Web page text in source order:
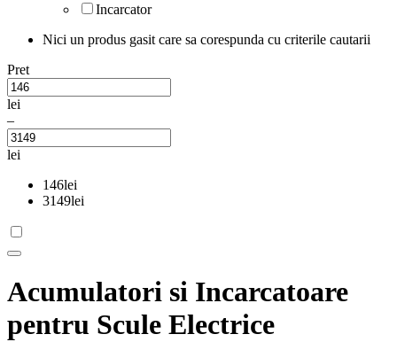
Incarcator
Nici un produs gasit care sa corespunda cu criterile cautarii
Pret
lei
–
lei
146lei
3149lei
Acumulatori si Incarcatoare
pentru Scule Electrice